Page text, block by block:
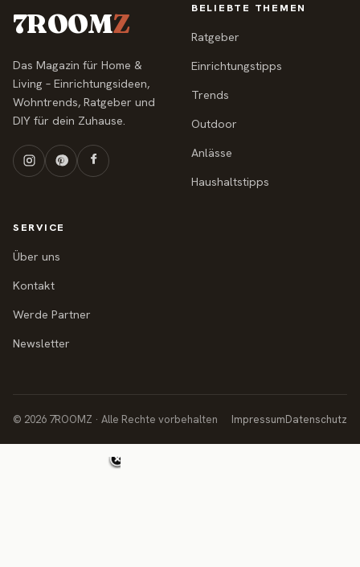
7ROOMZ
Das Magazin für Home &
Living – Einrichtungsideen,
Wohntrends, Ratgeber und
DIY für dein Zuhause.
BELIEBTE THEMEN
Ratgeber
Einrichtungstipps
Trends
Outdoor
Anlässe
Haushaltstipps
SERVICE
Über uns
Kontakt
Werde Partner
Newsletter
© 2026 7ROOMZ · Alle Rechte vorbehalten ImpressumDatenschutz